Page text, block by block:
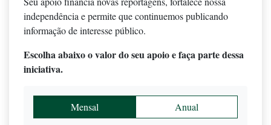
independência e permite que continuemos publicando
informação de interesse público.
Escolha abaixo o valor do seu apoio e faça parte dessa
iniciativa.
Mensal Anual